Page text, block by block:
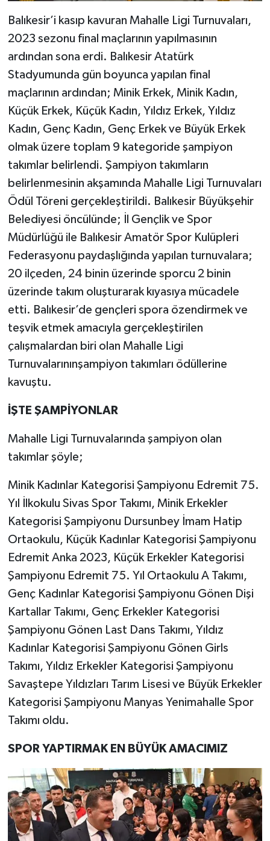
Balıkesir’i kasıp kavuran Mahalle Ligi Turnuvaları,
2023 sezonu final maçlarının yapılmasının
ardından sona erdi. Balıkesir Atatürk
Stadyumunda gün boyunca yapılan final
maçlarının ardından; Minik Erkek, Minik Kadın,
Küçük Erkek, Küçük Kadın, Yıldız Erkek, Yıldız
Kadın, Genç Kadın, Genç Erkek ve Büyük Erkek
olmak üzere toplam 9 kategoride şampiyon
takımlar belirlendi. Şampiyon takımların
belirlenmesinin akşamında Mahalle Ligi Turnuvaları
Ödül Töreni gerçekleştirildi. Balıkesir Büyükşehir
Belediyesi öncülünde; İl Gençlik ve Spor
Müdürlüğü ile Balıkesir Amatör Spor Kulüpleri
Federasyonu paydaşlığında yapılan turnuvalara;
20 ilçeden, 24 binin üzerinde sporcu 2 binin
üzerinde takım oluşturarak kıyasıya mücadele
etti. Balıkesir’de gençleri spora özendirmek ve
teşvik etmek amacıyla gerçekleştirilen
çalışmalardan biri olan Mahalle Ligi
Turnuvalarınınşampiyon takımları ödüllerine
kavuştu.
İŞTE ŞAMPİYONLAR
Mahalle Ligi Turnuvalarında şampiyon olan
takımlar şöyle;
Minik Kadınlar Kategorisi Şampiyonu Edremit 75.
Yıl İlkokulu Sivas Spor Takımı, Minik Erkekler
Kategorisi Şampiyonu Dursunbey İmam Hatip
Ortaokulu, Küçük Kadınlar Kategorisi Şampiyonu
Edremit Anka 2023, Küçük Erkekler Kategorisi
Şampiyonu Edremit 75. Yıl Ortaokulu A Takımı,
Genç Kadınlar Kategorisi Şampiyonu Gönen Dişi
Kartallar Takımı, Genç Erkekler Kategorisi
Şampiyonu Gönen Last Dans Takımı, Yıldız
Kadınlar Kategorisi Şampiyonu Gönen Girls
Takımı, Yıldız Erkekler Kategorisi Şampiyonu
Savaştepe Yıldızları Tarım Lisesi ve Büyük Erkekler
Kategorisi Şampiyonu Manyas Yenimahalle Spor
Takımı oldu.
SPOR YAPTIRMAK EN BÜYÜK AMACIMIZ